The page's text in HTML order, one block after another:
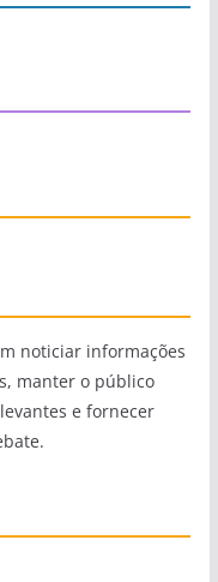
noticiar informações
manter o público
e fornecer